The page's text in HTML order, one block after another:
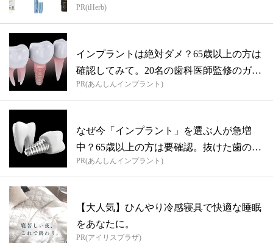
PR(iHerb)
インプラントは絶対ダメ？65歳以上の方は
確認してみて。20名の歯科医師監修のガ
イ...
PR(あんしんインプラント)
なぜ今「インプラント」を選ぶ人が急増
中？65歳以上の方は要確認。抜けた歯の放
置は...
PR(あんしんインプラント)
【大人気】ひんやり冷感寝具で快適な睡眠
をあなたに。
PR(アイリスプラザ)